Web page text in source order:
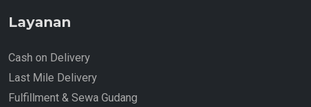
Layanan
Cash on Delivery
Last Mile Delivery
Fulfillment & Sewa Gudang